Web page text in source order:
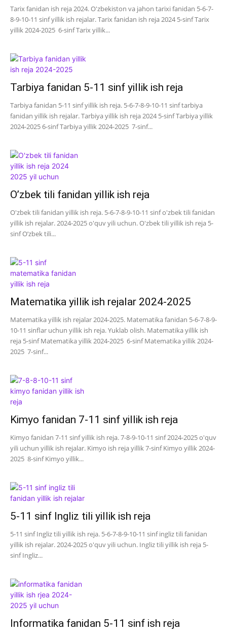
Tarix fanidan ish reja 2024. O'zbekiston va jahon tarixi fanidan 5-6-7-
8-9-10-11 sinf yillik ish rejalar. Tarix fanidan ish reja 2024 5-sinf Tarix
yillik 2024-2025 6-sinf Tarix yillik...
Tarbiya fanidan 5-11 sinf yillik ish reja
Tarbiya fanidan 5-11 sinf yillik ish reja. 5-6-7-8-9-10-11 sinf tarbiya
fanidan yillik ish rejalar. Tarbiya yillik ish reja 2024 5-sinf Tarbiya yillik
2024-2025 6-sinf Tarbiya yillik 2024-2025 7-sinf...
O’zbek tili fanidan yillik ish reja
O'zbek tili fanidan yillik ish reja. 5-6-7-8-9-10-11 sinf o'zbek tili fanidan
yillik ish rejalar. 2024-2025 o'quv yili uchun. O'zbek tili yillik ish reja 5-
sinf O’zbek tili...
Matematika yillik ish rejalar 2024-2025
Matematika yillik ish rejalar 2024-2025. Matematika fanidan 5-6-7-8-9-
10-11 sinflar uchun yillik ish reja. Yuklab olish. Matematika yillik ish
reja 5-sinf Matematika yillik 2024-2025 6-sinf Matematika yillik 2024-
2025 7-sinf...
Kimyo fanidan 7-11 sinf yillik ish reja
Kimyo fanidan 7-11 sinf yillik ish reja. 7-8-9-10-11 sinf 2024-2025 o'quv
yili uchun yillik ish rejalar. Kimyo ish reja yillik 7-sinf Kimyo yillik 2024-
2025 8-sinf Kimyo yillik...
5-11 sinf Ingliz tili yillik ish reja
5-11 sinf Ingliz tili yillik ish reja. 5-6-7-8-9-10-11 sinf ingliz tili fanidan
yillik ish rejalar. 2024-2025 o'quv yili uchun. Ingliz tili yillik ish reja 5-
sinf Ingliz...
Informatika fanidan 5-11 sinf ish reja